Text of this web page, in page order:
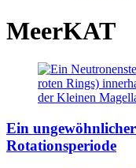
MeerKAT
Ein
Rotationsperiode